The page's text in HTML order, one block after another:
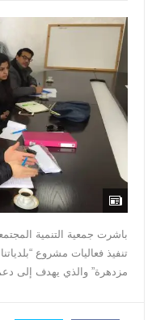
باشرت جمعية التنمية
تنفيذ فعاليات مشروع
مزدهرة” والذي يهدف إلى